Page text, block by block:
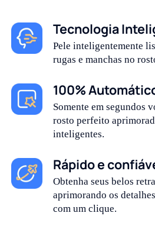
Tecnologia
Pele inteligentemente
rugas e manchas no
100%
Somente em segundos
rosto perfeito
inteligentes.
Rápido e
Obtenha seus belos
aprimorando os
com um clique.